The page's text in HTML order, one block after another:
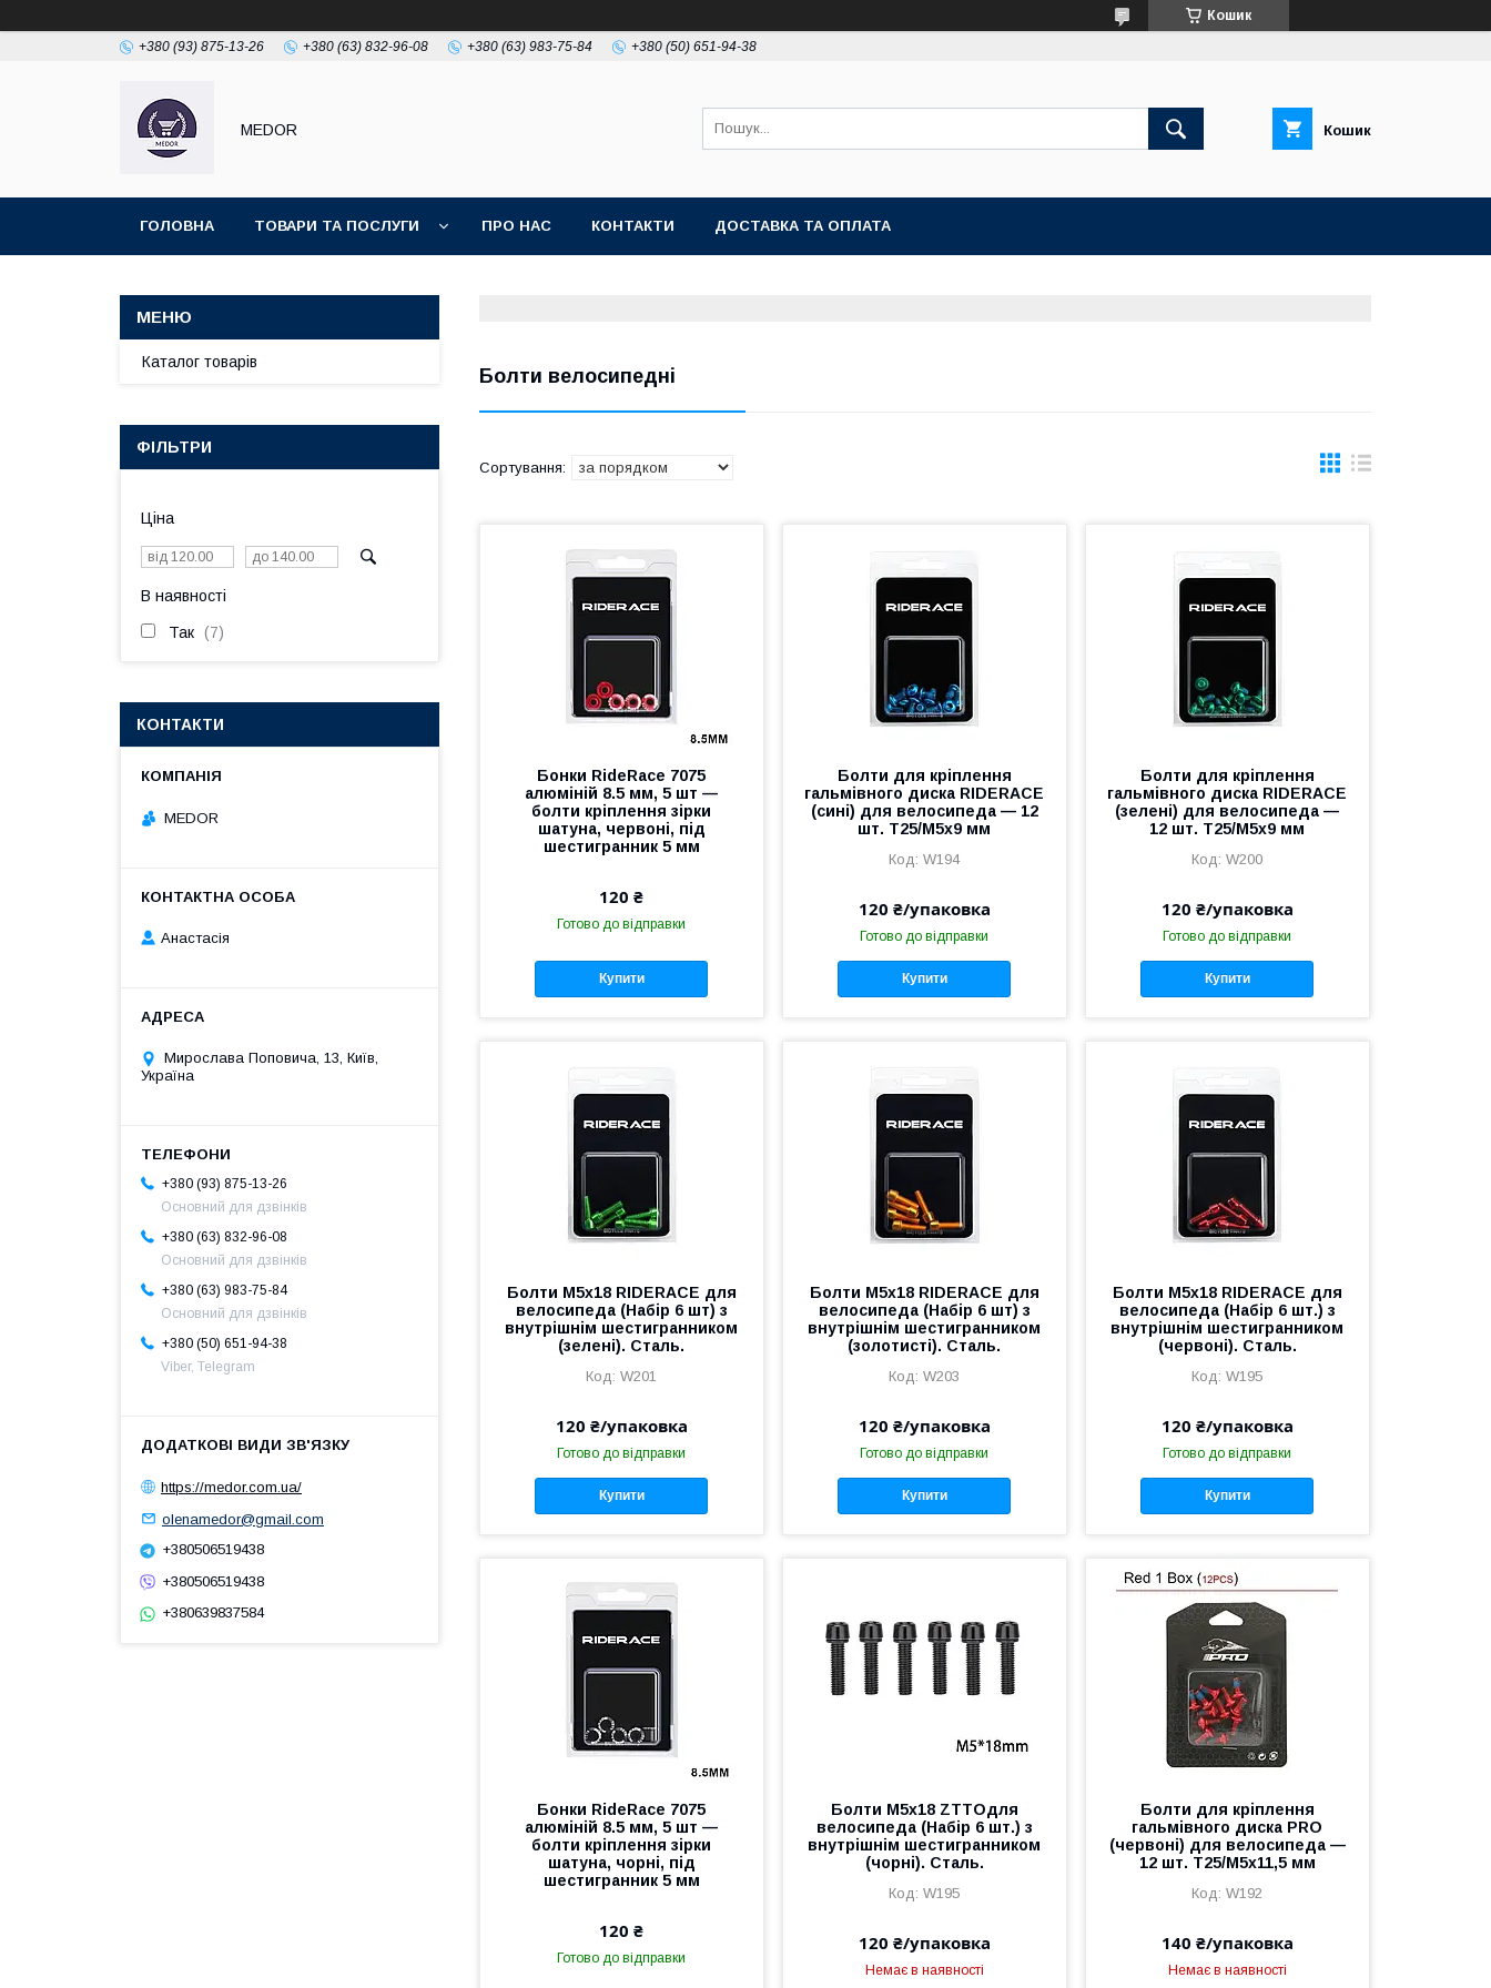
Кошик
+380 (93) 875-13-26 +380 (63) 832-96-08 +380 (63) 983-75-84 +380 (50) 651-94-38
MEDOR Кошик
ГОЛОВНА ТОВАРИ ТА ПОСЛУГИ ПРО НАС КОНТАКТИ ДОСТАВКА ТА ОПЛАТА
Болти велосипедні
Бонки RideRace 7075
алюміній 8.5 мм, 5 шт —
болти кріплення зірки
шатуна, червоні, під
шестигранник 5 мм
120 ₴
Готово до відправки
Купити
Болти для кріплення
гальмівного диска RIDERACE
(сині) для велосипеда — 12
шт. Т25/М5х9 мм
W194
120 ₴/упаковка
Готово до відправки
Купити
Болти для кріплення
гальмівного диска RIDERACE
(зелені) для велосипеда —
12 шт. Т25/М5х9 мм
W200
120 ₴/упаковка
Готово до відправки
Купити
Болти М5х18 RIDERACE для
велосипеда (Набір 6 шт) з
внутрішнім шестигранником
(зелені). Сталь.
W201
120 ₴/упаковка
Готово до відправки
Купити
Болти М5х18 RIDERACE для
велосипеда (Набір 6 шт) з
внутрішнім шестигранником
(золотисті). Сталь.
W203
120 ₴/упаковка
Готово до відправки
Купити
Болти М5х18 RIDERACE для
велосипеда (Набір 6 шт.) з
внутрішнім шестигранником
(червоні). Сталь.
W195
120 ₴/упаковка
Готово до відправки
Купити
Бонки RideRace 7075
алюміній 8.5 мм, 5 шт —
болти кріплення зірки
шатуна, чорні, під
шестигранник 5 мм
120 ₴
Готово до відправки
Болти М5х18 ZTTOдля
велосипеда (Набір 6 шт.) з
внутрішнім шестигранником
(чорні). Сталь.
W195
120 ₴/упаковка
Немає в наявності
Болти для кріплення
гальмівного диска PRO
(червоні) для велосипеда —
12 шт. Т25/М5х11,5 мм
W192
140 ₴/упаковка
Немає в наявності
Каталог товарів
ФІЛЬТРИ
Ціна
В наявності
Так 7
КОНТАКТИ
MEDOR
Анастасія
Мирослава Поповича, 13, Київ,
Україна
+380 (93) 875-13-26
Основний для дзвінків
+380 (63) 832-96-08
Основний для дзвінків
+380 (63) 983-75-84
Основний для дзвінків
+380 (50) 651-94-38
Viber, Telegram
https://medor.com.ua/
olenamedor@gmail.com
+380506519438
+380506519438
+380639837584